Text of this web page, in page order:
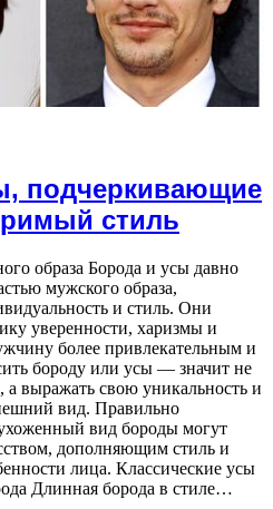
подчеркивающие
стиль
образа Борода и усы давно
мужского образа,
и стиль. Они
уверенности, харизмы и
более привлекательным и
бороду или усы — значит не
а выражать свою уникальность и
вид. Правильно
вид бороды могут
дополняющим стиль и
лица. Классические усы
Длинная борода в стиле…